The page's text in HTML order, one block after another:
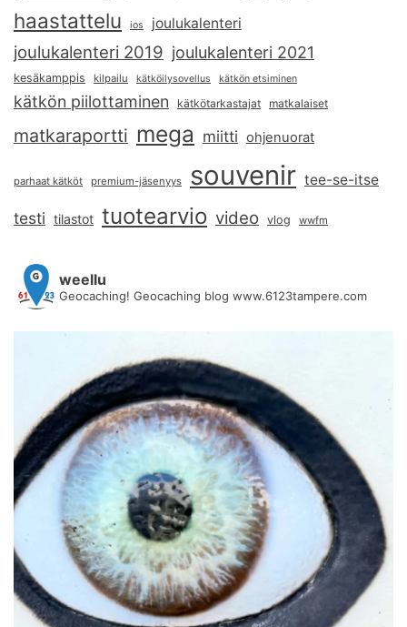
haastattelu ios joulukalenteri
joulukalenteri 2019 joulukalenteri 2021
kesäkamppis kilpailu kätköilysovellus kätkön etsiminen
kätkön piilottaminen kätkötarkastajat matkalaiset
matkaraportti mega miitti ohjenuorat
parhaat kätköt premium-jäsenyys souvenir tee-se-itse
testi tilastot tuotearvio video vlog wwfm
weellu
Geocaching! Geocaching blog www.6123tampere.com